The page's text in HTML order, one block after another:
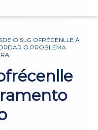
O SLG OFRÉCENLLE Á
O PROBLEMA